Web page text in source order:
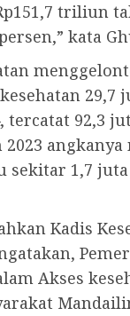
triliun
kata
29,7
tercatat 92,3
sekitar 1,7
Kadis
Akses